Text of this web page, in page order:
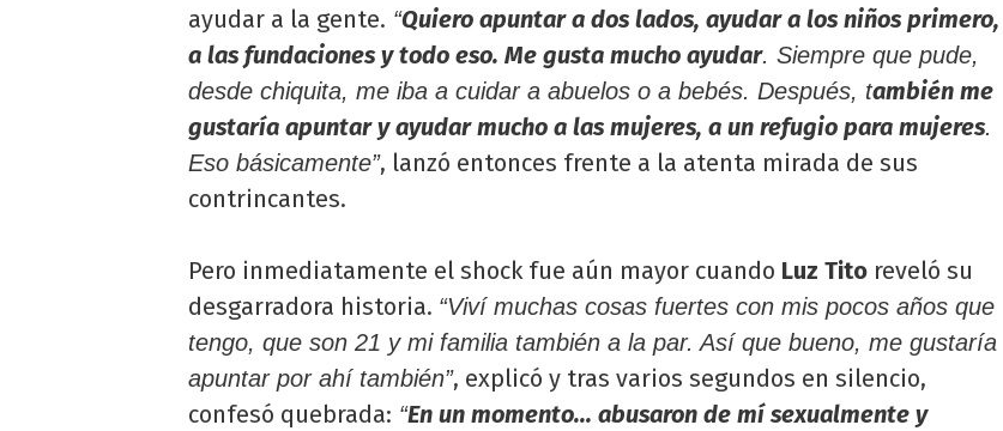
ayudar a la gente. “Quiero apuntar a dos lados, ayudar a los niños primero,
a las fundaciones y todo eso. Me gusta mucho ayudar. Siempre que pude,
desde chiquita, me iba a cuidar a abuelos o a bebés. Después, también me
gustaría apuntar y ayudar mucho a las mujeres, a un refugio para mujeres.
Eso básicamente”, lanzó entonces frente a la atenta mirada de sus
contrincantes.
Pero inmediatamente el shock fue aún mayor cuando Luz Tito reveló su
desgarradora historia. “Viví muchas cosas fuertes con mis pocos años que
tengo, que son 21 y mi familia también a la par. Así que bueno, me gustaría
apuntar por ahí también”, explicó y tras varios segundos en silencio,
confesó quebrada: “En un momento... abusaron de mí sexualmente y